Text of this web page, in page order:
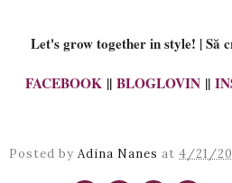
Let's grow together in style! | Să
FACEBOOK || BLOGLOVIN ||
Posted by Adina Nanes at 4/21/